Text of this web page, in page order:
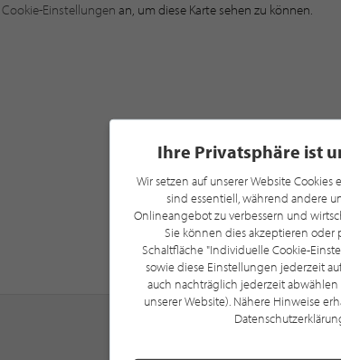
Cookie-Einstellungen an, um diese Karte sehen zu können.
Ihre Privatsphäre ist
Wir setzen auf unserer Website
sind essentiell, während andere
Onlineangebot zu verbessern und
Sie können dies akzeptieren oder
Schaltfläche "Individuelle Cookie-
sowie diese Einstellungen jederzeit
auch nachträglich jederzeit abwählen
unserer Website). Nähere Hinweise